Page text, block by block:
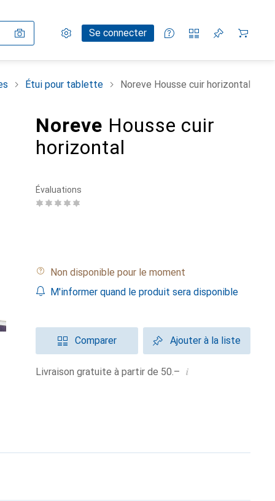
Paramètres
Compte clientSe connecter
Listes de comparaison
Listes d'envies
Panier
Étui pour tablette Noreve Housse cuir horizontal
Noreve Housse cuir
horizontal
Évaluations
Non disponible pour le moment
M'informer quand le produit sera disponible
Comparer Ajouter à la liste
Livraison gratuite à partir de 50.– i